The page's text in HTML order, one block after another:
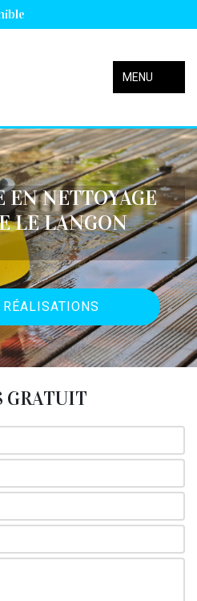
MENU
EN NETTOYAGE
LE LANGON
GRATUIT